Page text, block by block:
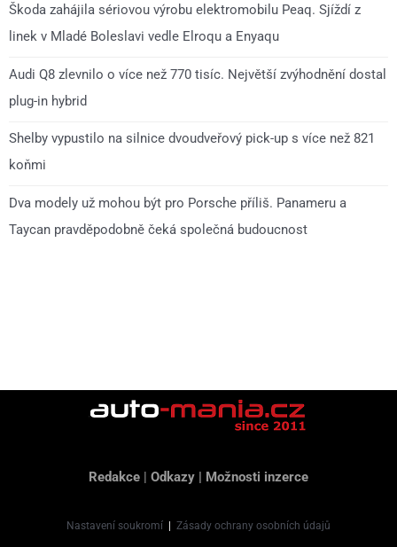
Škoda zahájila sériovou výrobu elektromobilu Peaq. Sjíždí z
linek v Mladé Boleslavi vedle Elroqu a Enyaqu
Audi Q8 zlevnilo o více než 770 tisíc. Největší zvýhodnění dostal
plug-in hybrid
Shelby vypustilo na silnice dvoudveřový pick-up s více než 821
koňmi
Dva modely už mohou být pro Porsche příliš. Panameru a
Taycan pravděpodobně čeká společná budoucnost
Redakce | Odkazy | Možnosti inzerce
Nastavení soukromí Zásady ochrany osobních údajů